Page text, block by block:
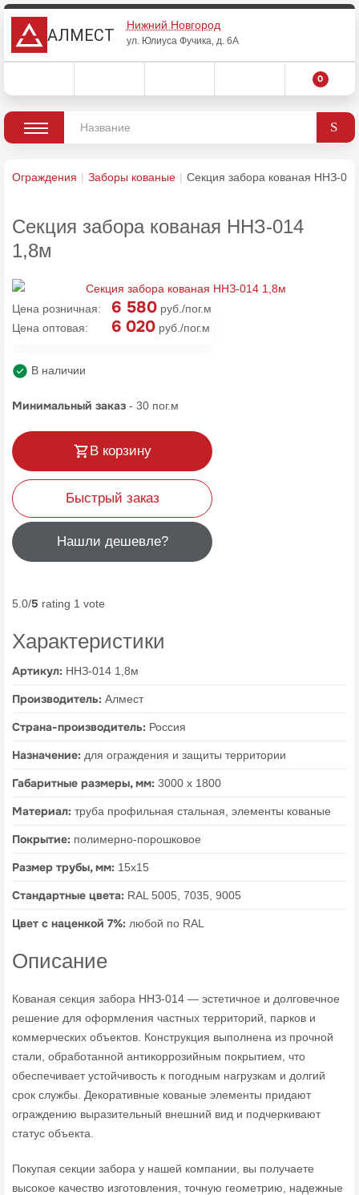
АЛМЕСТ
Нижний Новгород
ул. Юлиуса Фучика, д. 6А
0
Ограждения Заборы кованые Секция забора кованая ННЗ-
Секция забора кованая ННЗ-014
1,8м
Цена розничная: 6 580 руб./пог.м
Цена оптовая:
6 020 руб./пог.м
В наличии
Минимальный заказ - 30 пог.м
В корзину
Быстрый заказ
Нашли дешевле?
5.0/5 rating 1 vote
Характеристики
Артикул: ННЗ-014 1,8м
Производитель: Алмест
Страна-производитель: Россия
Назначение: для ограждения и защиты территории
Габаритные размеры, мм: 3000 х 1800
Материал: труба профильная стальная, элементы кованые
Покрытие: полимерно-порошковое
Размер трубы, мм: 15х15
Стандартные цвета: RAL 5005, 7035, 9005
Цвет с наценкой 7%: любой по RAL
Описание
Кованая секция забора ННЗ-014 — эстетичное и долговечное
решение для оформления частных территорий, парков и
коммерческих объектов. Конструкция выполнена из прочной
стали, обработанной антикоррозийным покрытием, что
обеспечивает устойчивость к погодным нагрузкам и долгий
срок службы. Декоративные кованые элементы придают
ограждению выразительный внешний вид и подчеркивают
статус объекта.
Покупая секции забора у нашей компании, вы получаете
высокое качество изготовления, точную геометрию, надежные